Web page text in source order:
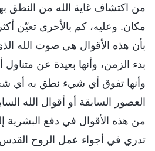
من اكتشاف غاية الله من النطق
مكان. وعليه، كم بالأحرى تعيّن
بأن هذه الأقوال هي صوت الله
بدء الزمن، وأنها بعيدة عن
وأنها تفوق أي شيء نطق به أي
العصور السابقة أو أقوال الله
من هذه الأقوال في دفع البشرية
تدري في أجواء عمل الروح